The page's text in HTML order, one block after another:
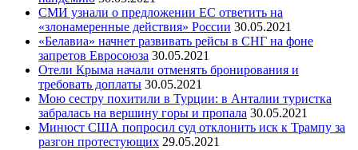
СМИ узнали о предложении ЕС ответить на
«злонамеренные действия» России 30.05.2021
«Белавиа» начнет развивать рейсы в СНГ на фоне
запретов Евросоюза 30.05.2021
Отели Крыма начали отменять бронирования и
требовать доплаты 30.05.2021
Мою сестру похитили в Турции: в Анталии туристка
забралась на вершину горы и пропала 30.05.2021
Минюст США попросил суд отклонить иск к Трампу за
разгон протестующих 29.05.2021